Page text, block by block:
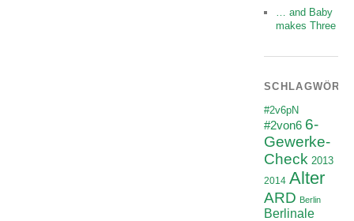
… and Baby
makes Three
#2v6pN
#2von6 6-
Gewerke-
Check 2013
2014 Alter
ARD Berlin
Berlinale